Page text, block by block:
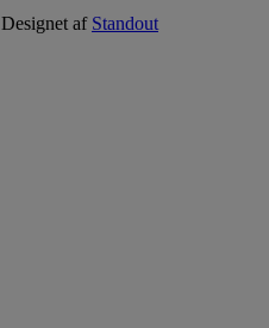
Designet af Standout